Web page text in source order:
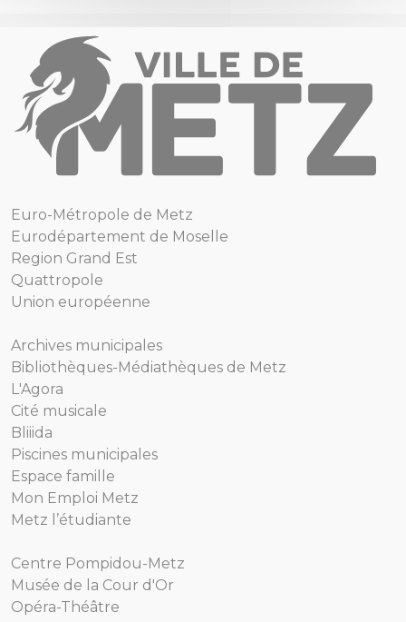
Euro-Métropole de Metz
Eurodépartement de Moselle
Region Grand Est
Quattropole
Union européenne
Archives municipales
Bibliothèques-Médiathèques de Metz
L'Agora
Cité musicale
Bliiida
Piscines municipales
Espace famille
Mon Emploi Metz
Metz l’étudiante
Centre Pompidou-Metz
Musée de la Cour d'Or
Opéra-Théâtre